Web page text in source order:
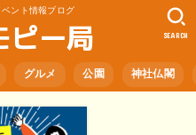
ント情報ブログ
ピー局
グルメ 公園 神社仏閣
SEARCH